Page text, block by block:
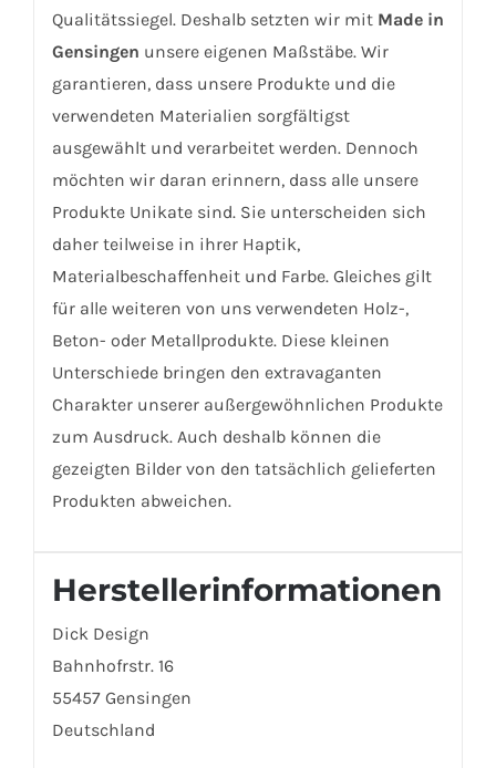
Qualitätssiegel. Deshalb setzten wir mit Made in
Gensingen unsere eigenen Maßstäbe. Wir
garantieren, dass unsere Produkte und die
verwendeten Materialien sorgfältigst
ausgewählt und verarbeitet werden. Dennoch
möchten wir daran erinnern, dass alle unsere
Produkte Unikate sind. Sie unterscheiden sich
daher teilweise in ihrer Haptik,
Materialbeschaffenheit und Farbe. Gleiches gilt
für alle weiteren von uns verwendeten Holz-,
Beton- oder Metallprodukte. Diese kleinen
Unterschiede bringen den extravaganten
Charakter unserer außergewöhnlichen Produkte
zum Ausdruck. Auch deshalb können die
gezeigten Bilder von den tatsächlich gelieferten
Produkten abweichen.
Herstellerinformationen
Dick Design
Bahnhofrstr. 16
55457 Gensingen
Deutschland